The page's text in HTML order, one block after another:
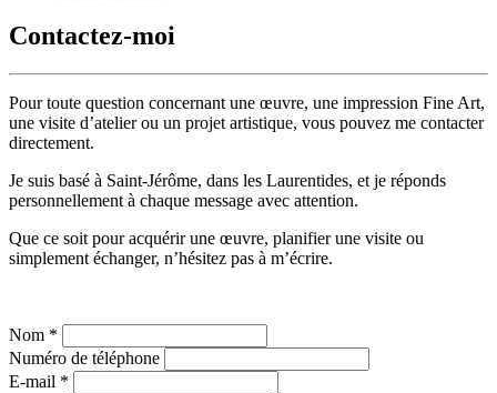
Contactez-moi
Pour toute question concernant une œuvre, une impression Fine Art,
une visite d’atelier ou un projet artistique, vous pouvez me contacter
directement.
Je suis basé à Saint-Jérôme, dans les Laurentides, et je réponds
personnellement à chaque message avec attention.
Que ce soit pour acquérir une œuvre, planifier une visite ou
simplement échanger, n’hésitez pas à m’écrire.
Nom *
Numéro de téléphone
E-mail *